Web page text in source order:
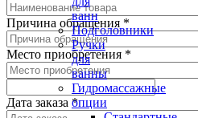
ванн
Подголовники
Ручки
для
ванны
Гидромассажные
опции
Причина обращения *
Место приобретения *
Дата заказа *